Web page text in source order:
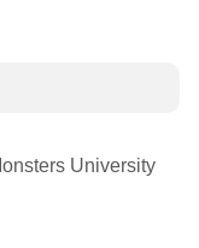
University